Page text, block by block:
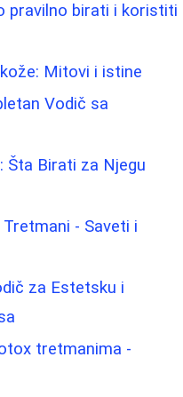
pravilno birati i koristiti
Mitovi i istine
Vodič sa
Šta Birati za Njegu
- Saveti i
za Estetsku i
tretmanima -